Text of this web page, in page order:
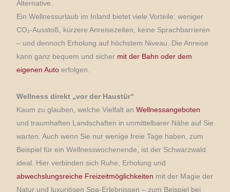
Alternative.
Ein Wellnessurlaub im Inland bietet viele Vorteile: weniger
CO₂-Ausstoß, kürzere Anreisezeiten, keine Sprachbarrieren
– und dennoch Erholung auf höchstem Niveau. Die Anreise
kann ganz bequem und sicher mit der Bahn oder dem
eigenen Autoerfolgen.
Wellness direkt „vor der Haustür“
Kaum zu glauben, welche Vielfalt an Wellnessangeboten
und traumhaften Landschaften in unmittelbarer Nähe auf Sie
warten. Auch wenn Sie nur wenige freie Tage haben, zum
Beispiel für ein Wellnesswochenende, ist der Schwarzwald
ideal. Hier verbinden sich Ruhe, Erholung und
abwechslungsreiche Freizeitmöglichkeiten mit der Magie der
Natur und luxuriösen Spa-Erlebnissen – zum Beispiel bei